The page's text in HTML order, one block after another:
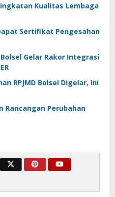
Kualitas Lembaga
Sertifikat Pengesahan
Gelar Rakor Integrasi
RPJMD Bolsel Digelar, Ini
Rancangan Perubahan